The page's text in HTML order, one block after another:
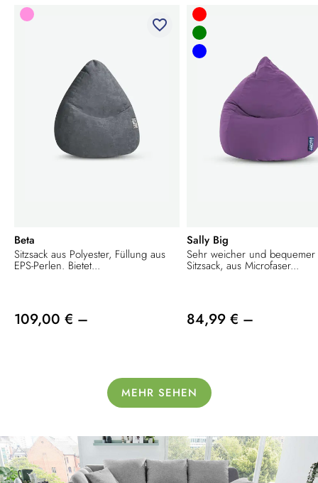
favorite_border
Beta
Sitzsack aus Polyester, Füllung aus
EPS-Perlen. Bietet...
109,00 € –
Sally Big
Sehr weicher und bequemer
Sitzsack, aus Microfaser...
84,99 € –
MEHR SEHEN